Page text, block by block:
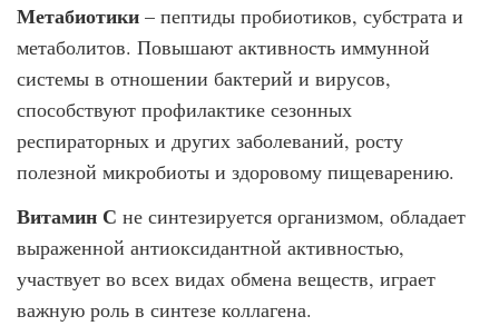
Метабиотики – пептиды пробиотиков, субстрата и
метаболитов. Повышают активность иммунной
системы в отношении бактерий и вирусов,
способствуют профилактике сезонных
респираторных и других заболеваний, росту
полезной микробиоты и здоровому пищеварению.
Витамин С не синтезируется организмом, обладает
выраженной антиоксидантной активностью,
участвует во всех видах обмена веществ, играет
важную роль в синтезе коллагена.